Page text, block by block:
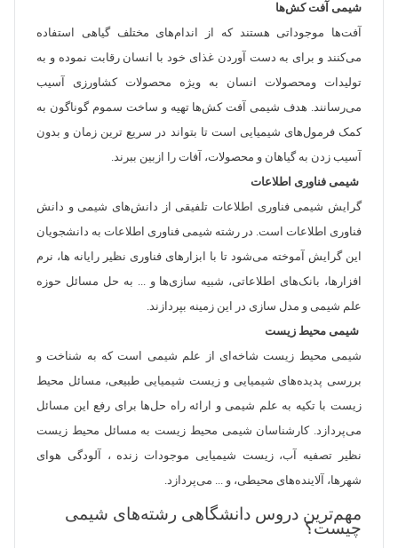
شیمی آفت کش‌ها
آفت‌ها موجوداتی هستند که از اندام‌های مختلف گیاهی استفاده
می‌کنند و برای به دست آوردن غذای خود با انسان رقابت نموده و به
تولیدات ومحصولات انسان به ویژه محصولات کشاورزی آسیب
می‌رسانند. هدف شیمی آفت کش‌ها تهیه و ساخت سموم گوناگون به
کمک فرمول‌های شیمیایی است تا بتواند در سریع ترین زمان و بدون
آسیب زدن به گیاهان و محصولات، آفات را ازبین ببرند.
شیمی فناوری اطلاعات
گرایش شیمی فناوری اطلاعات تلفیقی از دانش‌های شیمی و دانش
فناوری اطلاعات است. در رشته شیمی فناوری اطلاعات به دانشجویان
این گرایش آموخته می‌شود تا با ابزارهای فناوری نظیر رایانه ها، نرم
افزارها، بانک‌های اطلاعاتی، شبیه سازی‌ها و ... به حل مسائل حوزه
علم شیمی و مدل سازی در این زمینه بپردازند.
شیمی محیط زیست
شیمی محیط زیست شاخه‌ای از علم شیمی است که به شناخت و
بررسی پدیده‌های شیمیایی و زیست شیمیایی طبیعی، مسائل محیط
زیست با تکیه به علم شیمی و ارائه راه حل‌ها برای رفع این مسائل
می‌پردازد. کارشناسان شیمی محیط زیست به مسائل محیط زیست
نظیر تصفیه آب، زیست شیمیایی موجودات زنده ، آلودگی هوای
شهرها، آلاینده‌های محیطی، و ... می‌پردازد.
مهم‌ترین دروس دانشگاهی رشته‌های شیمی
چیست؟